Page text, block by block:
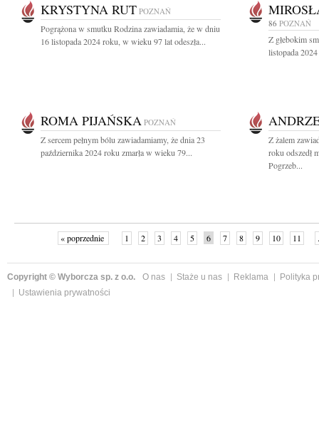
KRYSTYNA RUT POZNAŃ
Pogrążona w smutku Rodzina zawiadamia, że w dniu
16 listopada 2024 roku, w wieku 97 lat odeszła...
86 POZNAŃ
Z głebokim
listopada
ROMA PIJAŃSKA POZNAŃ
Z sercem pełnym bólu zawiadamiamy, że dnia 23
października 2024 roku zmarła w wieku 79...
Z żalem
roku odszedł
Pogrzeb...
« poprzednie 1 2 3 4 5 6 7 8 9 10 11
Copyright © Wyborcza sp. z o.o. O nas Staże u nas Reklama
Polityka
Ustawienia prywatności